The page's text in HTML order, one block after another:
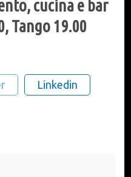
cucina e bar
Tango 19.00
Linkedin